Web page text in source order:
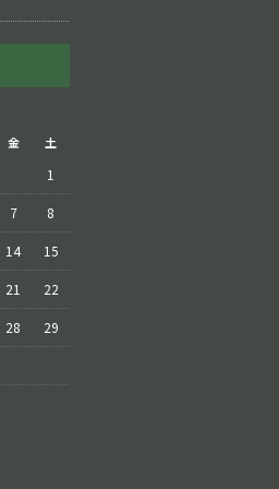
金 土
1
7 8
14 15
21 22
28 29